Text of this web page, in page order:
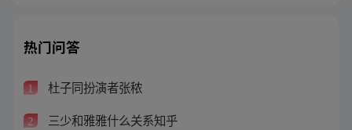
热门问答
1 杜子同扮演者张秾
2 三少和雅雅什么关系知乎